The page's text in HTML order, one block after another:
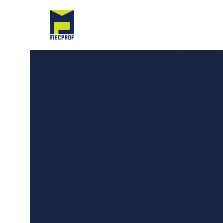
Indústria Metalúrgica [tit_2] => Production of
[txt_4] => [txt_5] => [subtit_1] => [subtit_2] =>
[estado] => 0 [topo] => [direita] => [bgCor] => [txtCor]
[link_3] => [link_4] => JQ7tRMHPiWc [link_5] => ) ) )